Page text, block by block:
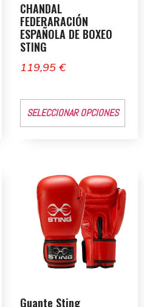
CHANDAL
FEDERARACIÓN
ESPAÑOLA DE BOXEO
STING
119,95 €
SELECCIONAR OPCIONES
Guante Sting